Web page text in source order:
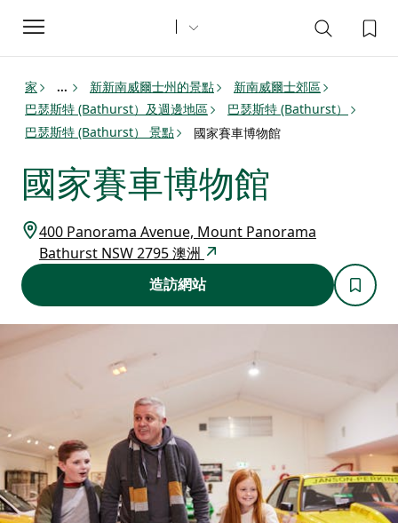
Toggle
navigation
家 ... 新新南威爾士州的景點
新南威爾士郊區
巴瑟斯特 (Bathurst）及週邊地區
巴瑟斯特 (Bathurst）
巴瑟斯特 (Bathurst） 景點
國家賽車博物館
國家賽車博物館
400 Panorama Avenue, Mount Panorama
Bathurst NSW 2795 澳洲
造訪網站